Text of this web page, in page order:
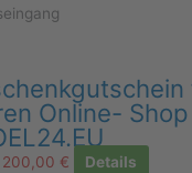
Online- Shop
200,00 € Details